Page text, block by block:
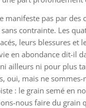
manifeste pas par des
contrainte. Les
leurs blessures et
en abondance dit-il
ni ailleurs ni pour plus
oui, mais ne
: le grain semé en
nous faire du grain